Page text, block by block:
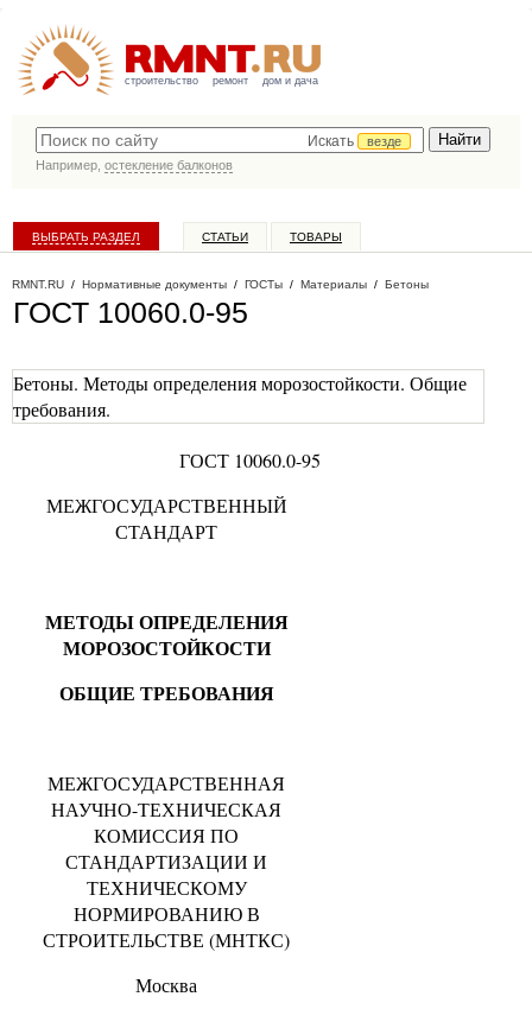
строительство ремонт дом и дача
Искать
везде
Например, остекление балконов
ВЫБРАТЬ РАЗДЕЛ СТАТЬИ ТОВАРЫ
RMNT.RU / Нормативные документы / ГОСТы / Материалы / Бетоны
ГОСТ 10060.0-95
Бетоны. Методы определения морозостойкости. Общие
требования.
ГОСТ 10060.0-95
МЕЖГОСУДАРСТВЕННЫЙ
СТАНДАРТ
МЕТОДЫ ОПРЕДЕЛЕНИЯ
МОРОЗОСТОЙКОСТИ
ОБЩИЕ ТРЕБОВАНИЯ
МЕЖГОСУДАРСТВЕННАЯ
НАУЧНО-ТЕХНИЧЕСКАЯ
КОМИССИЯ ПО
СТАНДАРТИЗАЦИИ И
ТЕХНИЧЕСКОМУ
НОРМИРОВАНИЮ В
СТРОИТЕЛЬСТВЕ (МНТКС)
Москва